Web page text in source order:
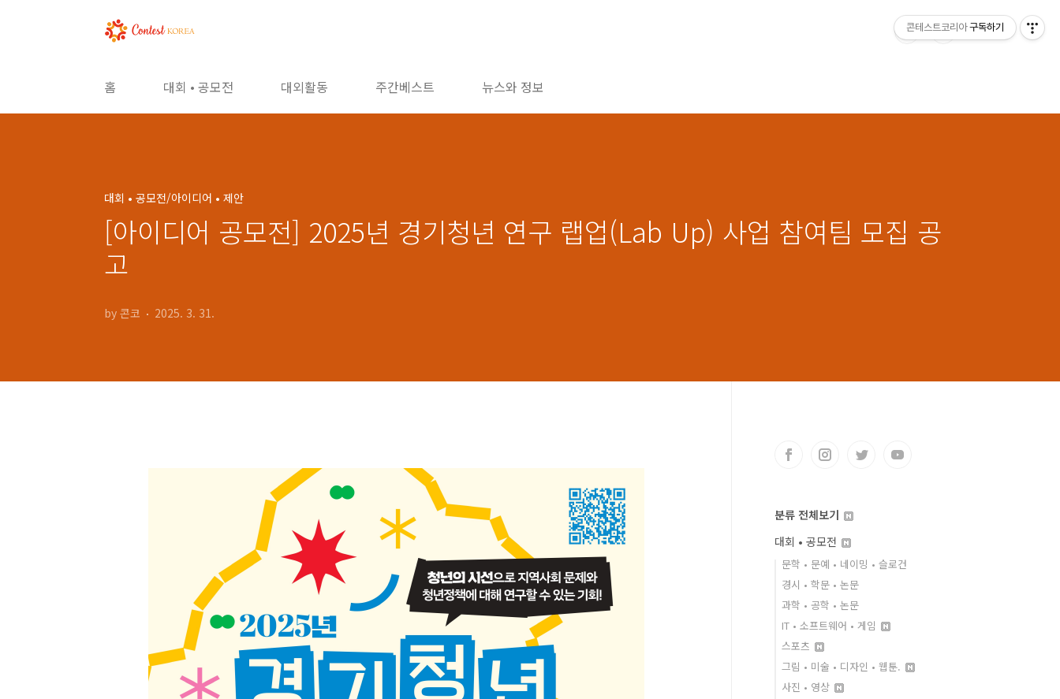
홈 대회 • 공모전 대외활동 주간베스트 뉴스와 정보
대회 • 공모전/아이디어 • 제안
[아이디어 공모전] 2025년 경기청년 연구 랩업(Lab Up) 사업 참여팀 모집 공
고
by 콘코 2025. 3. 31.
분류 전체보기
대회 • 공모전
문학 • 문예 • 네이밍 • 슬로건
경시 • 학문 • 논문
과학 • 공학 • 논문
IT • 소프트웨어 • 게임
스포츠
그림 • 미술 • 디자인 • 웹툰.
사진 • 영상
콘테스트코리아 구독하기